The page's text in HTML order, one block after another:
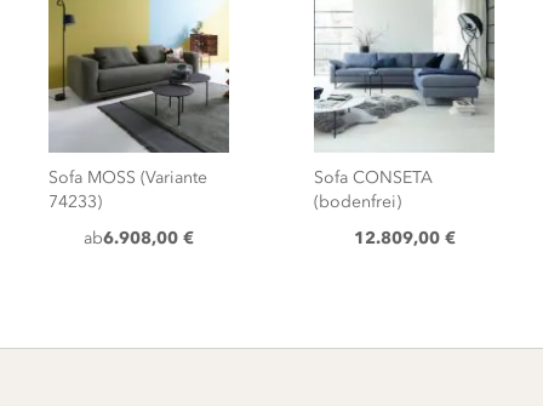
Sofa CONSETA
(bodenfrei)
12.809,00 €
Stuhl JALIS mit Kufen
(Drahtgestell)
ab1.248,00 €